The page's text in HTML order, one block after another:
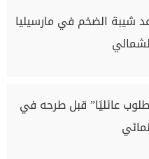
شيبة الضخم في مارسيليا
عائليًا” قبل طرحه في